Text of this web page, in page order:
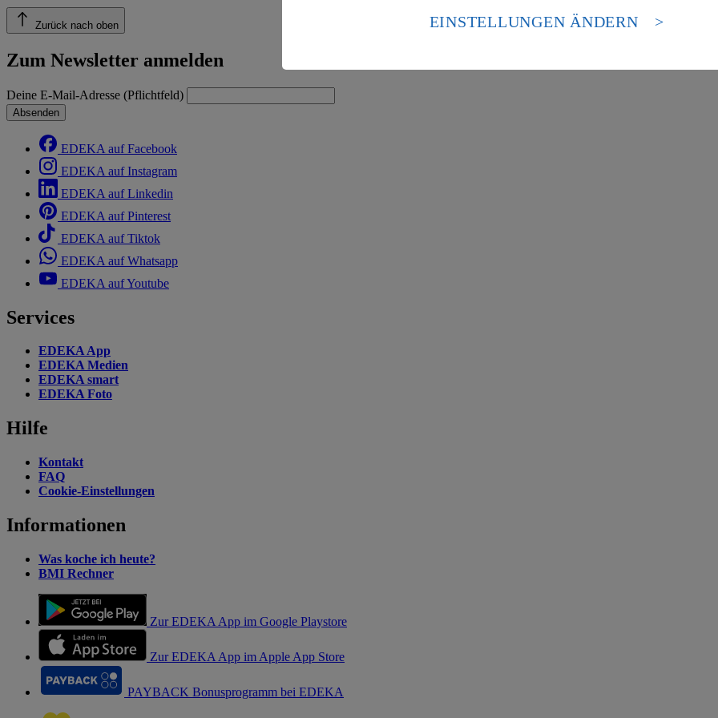
Zurück nach oben
Zum Newsletter anmelden
Deine E-Mail-Adresse (Pflichtfeld)
Absenden
EDEKA auf Facebook
EDEKA auf Instagram
EDEKA auf Linkedin
EDEKA auf Pinterest
EDEKA auf Tiktok
EDEKA auf Whatsapp
EDEKA auf Youtube
Services
EDEKA App
EDEKA Medien
EDEKA smart
EDEKA Foto
Hilfe
Kontakt
FAQ
Cookie-Einstellungen
Informationen
Was koche ich heute?
BMI Rechner
Zur EDEKA App im Google Playstore
Zur EDEKA App im Apple App Store
PAYBACK Bonusprogramm bei EDEKA
Risiko eines Zugriffs durch US-amerikanische Behörden.
EINSTELLUNGEN ÄNDERN